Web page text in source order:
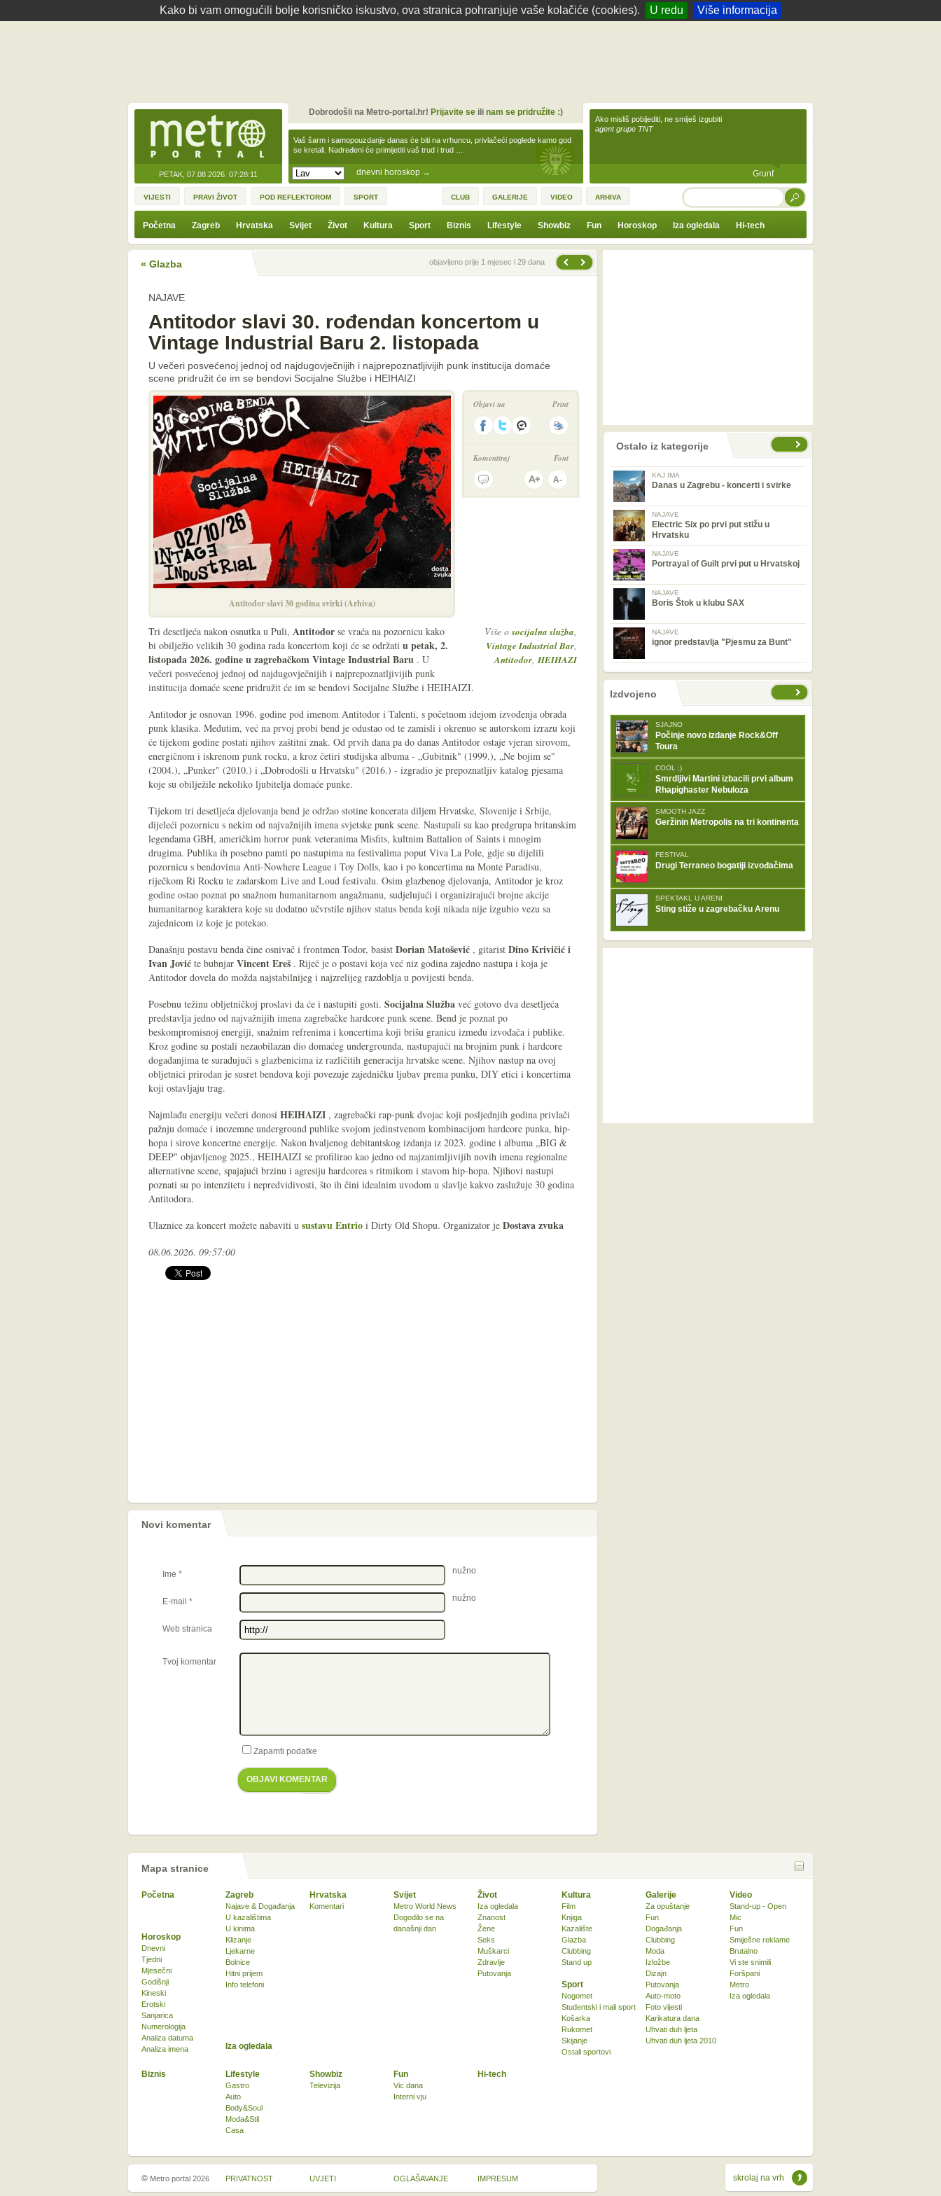
Kako bi vam omogućili bolje korisničko iskustvo, ova stranica pohranjuje vaše kolačiće (cookies). U redu Više informacija
PETAK, 07.08.2026. 07:28:11 dnevni horoskop →
Vaš šarm i samopouzdanje danas će biti na vrhuncu, privlačeći poglede kamo god
se kretali. Nadređeni će primijetiti vaš trud i trud …
Dobrodošli na Metro-portal.hr! Prijavite seili nam se pridružite :)
Ako misliš pobijediti, ne smiješ izgubiti
agent grupe TNT
Grunf
VIJESTI PRAVI ŽIVOT POD REFLEKTOROM SPORT CLUB GALERIJE VIDEO ARHIVA TRAŽI
Početna Zagreb Hrvatska Svijet Život Kultura Sport Biznis Lifestyle Showbiz Fun Horoskop Iza ogledala Hi-tech
« Glazba Prethodna vijestobjavljeno prije 1 mjesec i 29 dana
NAJAVE
Antitodor slavi 30. rođendan koncertom u
Vintage Industrial Baru 2. listopada
U večeri posvećenoj jednoj od najdugovječnijih i najprepoznatljivijih punk institucija domaće
scene pridružit će im se bendovi Socijalne Službe i HEIHAIZI
Antitodor slavi 30 godina svirki (Arhiva)
Objavi na Print
Komentiraj Font
Više osocijalna služba,
Vintage Industrial Bar,
Antitodor,HEIHAZI
Tri desetljeća nakon osnutka u Puli, Antitodor se vraća na pozornicu kako
bi obilježio velikih 30 godina rada koncertom koji će se održati u petak, 2.
listopada 2026. godine u zagrebačkom Vintage Industrial Baru . U
večeri posvećenoj jednoj od najdugovječnijih i najprepoznatljivijih punk
institucija domaće scene pridružit će im se bendovi Socijalne Službe i HEIHAIZI.
Antitodor je osnovan 1996. godine pod imenom Antitodor i Talenti, s početnom idejom izvođenja obrada
punk klasika. Međutim, već na prvoj probi bend je odustao od te zamisli i okrenuo se autorskom izrazu koji
će tijekom godine postati njihov zaštitni znak. Od prvih dana pa do danas Antitodor ostaje vjeran sirovom,
energičnom i iskrenom punk rocku, a kroz četiri studijska albuma - „Gubitnik" (1999.), „Ne bojim se"
(2004.), „Punker" (2010.) i „Dobrodošli u Hrvatsku" (2016.) - izgradio je prepoznatljiv katalog pjesama
koje su obilježile nekoliko ljubitelja domaće punke.
Tijekom tri desetljeća djelovanja bend je održao stotine koncerata diljem Hrvatske, Slovenije i Srbije,
dijeleći pozornicu s nekim od najvažnijih imena svjetske punk scene. Nastupali su kao predgrupa britanskim
legendama GBH, američkim horror punk veteranima Misfits, kultnim Battalion of Saints i mnogim
drugima. Publika ih posebno pamti po nastupima na festivalima poput Viva La Pole, gdje su dijelili
pozornicu s bendovima Anti-Nowhere League i Toy Dolls, kao i po koncertima na Monte Paradisu,
riječkom Ri Rocku te zadarskom Live and Loud festivalu. Osim glazbenog djelovanja, Antitodor je kroz
godine ostao poznat po snažnom humanitarnom angažmanu, sudjelujući i organizirajući brojne akcije
humanitarnog karaktera koje su dodatno učvrstile njihov status benda koji nikada nije izgubio vezu sa
zajednicom iz koje je potekao.
Današnju postavu benda čine osnivač i frontmen Todor, basist Dorian Matošević , gitarist Dino Krivičić i
Ivan Jović te bubnjar Vincent Ereš . Riječ je o postavi koja već niz godina zajedno nastupa i koja je
Antitodor dovela do možda najstabilnijeg i najzrelijeg razdoblja u povijesti benda.
Posebnu težinu obljetničkoj proslavi da će i nastupiti gosti. Socijalna Služba već gotovo dva desetljeća
predstavlja jedno od najvažnijih imena zagrebačke hardcore punk scene. Bend je poznat po
beskompromisnoj energiji, snažnim refrenima i koncertima koji brišu granicu između izvođača i publike.
Kroz godine su postali nezaobilazan dio domaćeg undergrounda, nastupajući na brojnim punk i hardcore
događanjima te surađujući s glazbenicima iz različitih generacija hrvatske scene. Njihov nastup na ovoj
obljetnici prirodan je susret bendova koji povezuje zajedničku ljubav prema punku, DIY etici i koncertima
koji ostavljaju trag.
Najmlađu energiju večeri donosi HEIHAIZI , zagrebački rap-punk dvojac koji posljednjih godina privlači
pažnju domaće i inozemne underground publike svojom jedinstvenom kombinacijom hardcore punka, hip-
hopa i sirove koncertne energije. Nakon hvaljenog debitantskog izdanja iz 2023. godine i albuma „BIG &
DEEP" objavljenog 2025., HEIHAIZI se profilirao kao jedno od najzanimljivijih novih imena regionalne
alternativne scene, spajajući brzinu i agresiju hardcorea s ritmikom i stavom hip-hopa. Njihovi nastupi
poznati su po intenzitetu i nepredvidivosti, što ih čini idealnim uvodom u slavlje kakvo zaslužuje 30 godina
Antitodora.
Ulaznice za koncert možete nabaviti u sustavu Entrio i Dirty Old Shopu. Organizator je Dostava zvuka
08.06.2026. 09:57:00
Novi komentar
Ime * nužno
E-mail * nužno
Web stranica
Tvoj komentar
Zapamti podatke
OBJAVI KOMENTAR
Ostalo iz kategorije
KAJ IMA
Danas u Zagrebu - koncerti i svirke
NAJAVE
Electric Six po prvi put stižu u
Hrvatsku
NAJAVE
Portrayal of Guilt prvi put u Hrvatskoj
NAJAVE
Boris Štok u klubu SAX
NAJAVE
ignor predstavlja "Pjesmu za Bunt"
nema prethodne stranice
sljedećeIzdvojeno
SJAJNO
Počinje novo izdanje Rock&Off
Toura
COOL ;)
Smrdljivi Martini izbacili prvi album
Rhapighaster Nebuloza
SMOOTH JAZZ
Geržinin Metropolis na tri kontinenta
FESTIVAL
Drugi Terraneo bogatiji izvođačima
SPEKTAKL U ARENI
Sting stiže u zagrebačku Arenu
Mapa stranice
Početna Zagreb
Najave & Događanja
U kazalištima
U kinima
Klizanje
Ljekarne
Bolnice
Hitni prijem
Info telefoni
Hrvatska
Komentari
Svijet
Metro World News
Dogodilo se na
današnji dan
Život
Iza ogledala
Znanost
Žene
Seks
Muškarci
Zdravlje
Putovanja
Kultura
Film
Knjiga
Kazalište
Glazba
Clubbing
Stand up
Sport
Nogomet
Studentski i mali sport
Košarka
Rukomet
Skijanje
Ostali sportovi
Biznis Lifestyle
Gastro
Auto
Body&Soul
Moda&Stil
Casa
Showbiz
Televizija
Fun
Vic dana
Interni vju
Horoskop
Dnevni
Tjedni
Mjesečni
Godišnji
Kineski
Erotski
Sanjarica
Numerologija
Analiza datuma
Analiza imena
Iza ogledala
Hi-tech
Galerije
Za opuštanje
Fun
Događanja
Clubbing
Moda
Izložbe
Dizajn
Putovanja
Auto-moto
Foto vijesti
Karikatura dana
Uhvati duh ljeta
Uhvati duh ljeta 2010
Video
Stand-up - Open
Mic
Fun
Smiješne reklame
Brutalno
Vi ste snimili
Foršpani
Metro
Iza ogledala
skrolaj na vrh
© Metro portal 2026 PRIVATNOST UVJETI OGLAŠAVANJE IMPRESUM